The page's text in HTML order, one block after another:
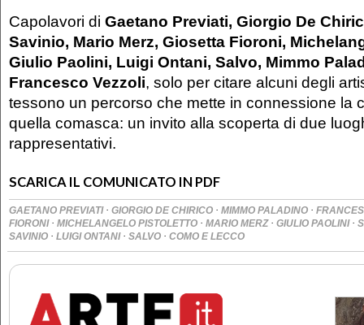
Capolavori di Gaetano Previati, Giorgio De
Savinio, Mario Merz, Giosetta Fioroni,
Giulio Paolini, Luigi Ontani, Salvo, Mimmo
Francesco Vezzoli, solo per citare alcuni degli
tessono un percorso che mette in connessione la
quella comasca: un invito alla scoperta di due
rappresentativi.
SCARICA IL COMUNICATO IN PDF
GAETANO PREVIATI · GIORGIO DE CHIRICO · MIMMO PALADINO ·
FIORONI · MICHELANGELO PISTOLETTO · MARIO MERZ · GIULIO PAOLINI ·
SAVINIO · LUIGI ONTANI · SALVO · COMO E LECCO